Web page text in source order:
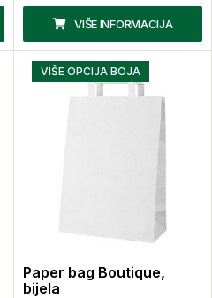
VIŠE INFORMACIJA
VIŠE OPCIJA BOJA
Paper bag Boutique,
bijela